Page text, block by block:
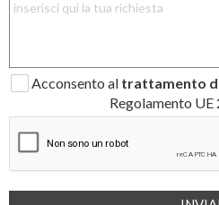
Acconsento al trattamento
Regolamento